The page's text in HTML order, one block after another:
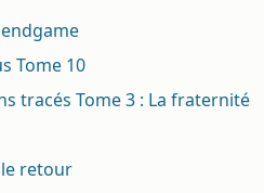
Tome 10
tracés Tome 3 : La fraternité
retour